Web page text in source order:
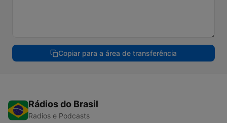
Copiar para a área de transferência
Rádios do Brasil
Radios e Podcasts